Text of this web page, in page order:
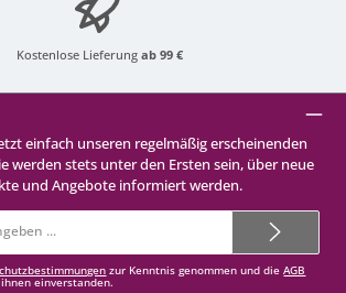
Kostenlose Lieferung ab 99 €
einfach unseren regelmäßig erscheinenden
werden stets unter den Ersten sein, über neue
und Angebote informiert werden.
Mail-
zur Kenntnis genommen und dieAGB
einverstanden.